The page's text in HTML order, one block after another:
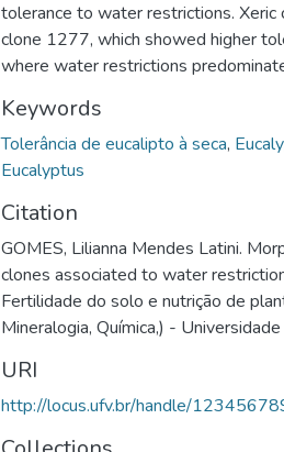
tolerance to water restrictions.
clone 1277, which showed higher
where water restrictions
Keywords
Tolerância de eucalipto à seca,
Eucalyptus
Citation
GOMES, Lilianna Mendes Latini.
clones associated to water
Fertilidade do solo e nutrição de
Mineralogia, Química,) -
URI
http://locus.ufv.br/handle/